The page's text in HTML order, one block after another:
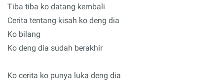
Tiba tiba ko datang kembali
Cerita tentang kisah ko deng dia
Ko bilang
Ko deng dia sudah berakhir
Ko cerita ko punya luka deng dia